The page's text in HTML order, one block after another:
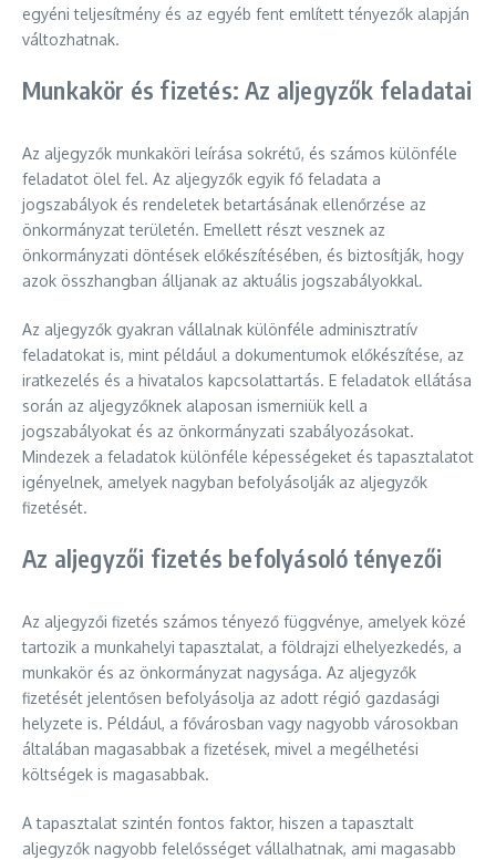
egyéni teljesítmény és az egyéb fent említett tényezők alapján
változhatnak.
Munkakör és fizetés: Az aljegyzők feladatai
Az aljegyzők munkaköri leírása sokrétű, és számos különféle
feladatot ölel fel. Az aljegyzők egyik fő feladata a
jogszabályok és rendeletek betartásának ellenőrzése az
önkormányzat területén. Emellett részt vesznek az
önkormányzati döntések előkészítésében, és biztosítják, hogy
azok összhangban álljanak az aktuális jogszabályokkal.
Az aljegyzők gyakran vállalnak különféle adminisztratív
feladatokat is, mint például a dokumentumok előkészítése, az
iratkezelés és a hivatalos kapcsolattartás. E feladatok ellátása
során az aljegyzőknek alaposan ismerniük kell a
jogszabályokat és az önkormányzati szabályozásokat.
Mindezek a feladatok különféle képességeket és tapasztalatot
igényelnek, amelyek nagyban befolyásolják az aljegyzők
fizetését.
Az aljegyzői fizetés befolyásoló tényezői
Az aljegyzői fizetés számos tényező függvénye, amelyek közé
tartozik a munkahelyi tapasztalat, a földrajzi elhelyezkedés, a
munkakör és az önkormányzat nagysága. Az aljegyzők
fizetését jelentősen befolyásolja az adott régió gazdasági
helyzete is. Például, a fővárosban vagy nagyobb városokban
általában magasabbak a fizetések, mivel a megélhetési
költségek is magasabbak.
A tapasztalat szintén fontos faktor, hiszen a tapasztalt
aljegyzők nagyobb felelősséget vállalhatnak, ami magasabb